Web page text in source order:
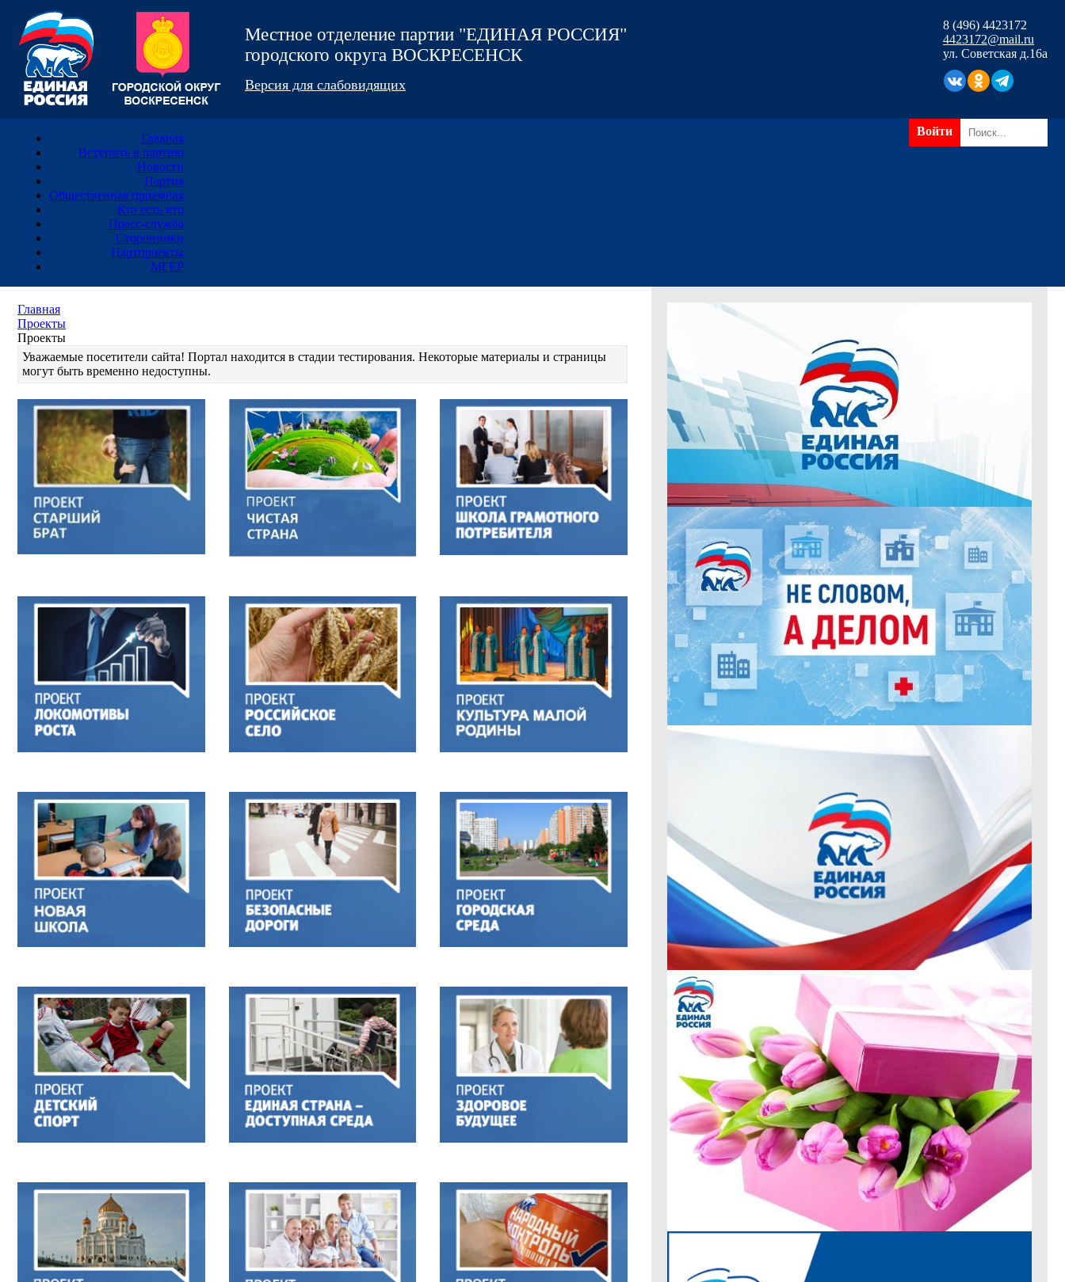
Местное отделение партии "ЕДИНАЯ РОССИЯ"
городского округа ВОСКРЕСЕНСК
Версия для слабовидящих
8 (496) 4423172
4423172@mail.ru
ул. Советская д.16а
Главная
Вступить в партию
Новости
Партия
Общественная приемная
Кто есть кто
Пресс-служба
Сторонники
Партпроекты
МГЕР
Войти
Главная
Проекты
Проекты
Уважаемые посетители сайта! Портал находится в стадии тестирования. Некоторые материалы и страницы
могут быть временно недоступны.